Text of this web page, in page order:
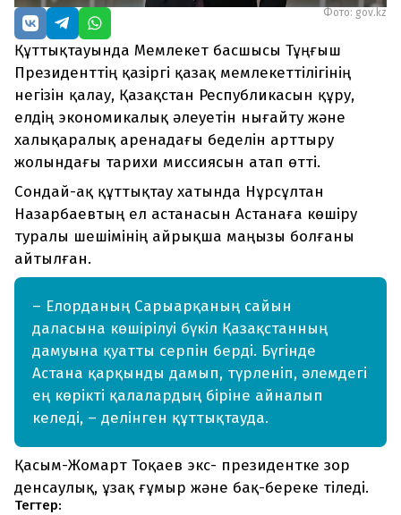
Фото: gov.kz
Құттықтауында Мемлекет басшысы Тұңғыш
Президенттің қазіргі қазақ мемлекеттілігінің
негізін қалау, Қазақстан Республикасын құру,
елдің экономикалық әлеуетін нығайту және
халықаралық аренадағы беделін арттыру
жолындағы тарихи миссиясын атап өтті.
Сондай-ақ құттықтау хатында Нұрсұлтан
Назарбаевтың ел астанасын Астанаға көшіру
туралы шешімінің айрықша маңызы болғаны
айтылған.
– Елорданың Сарыарқаның сайын
даласына көшірілуі бүкіл Қазақстанның
дамуына қуатты серпін берді. Бүгінде
Астана қарқынды дамып, түрленіп, әлемдегі
ең көрікті қалалардың біріне айналып
келеді, – делінген құттықтауда.
Қасым-Жомарт Тоқаев экс- президентке зор
денсаулық, ұзақ ғұмыр және бақ-береке тіледі.
Тегтер: